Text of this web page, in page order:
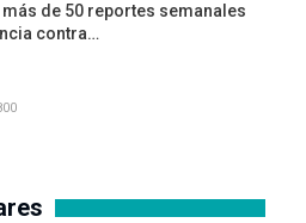
de 50 reportes semanales
contra…